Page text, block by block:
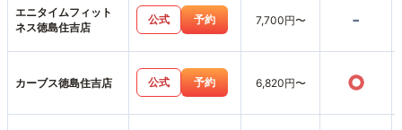
エニタイムフィット
ネス徳島住吉店
公式 予約 7,700円〜 -
カーブス徳島住吉店 公式 予約 6,820円〜 ○